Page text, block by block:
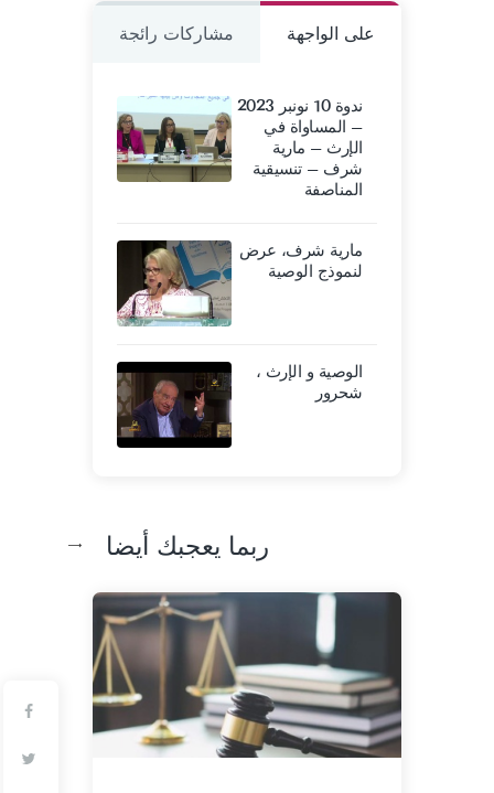
على الواجهة مشاركات رائجة
ندوة 10 نونبر 2023
– المساواة في
الإرث – مارية
شرف – تنسيقية
المناصفة
مارية شرف، عرض
لنموذج الوصية
الوصية و الإرث ،
شحرور
ربما يعجبك أيضا